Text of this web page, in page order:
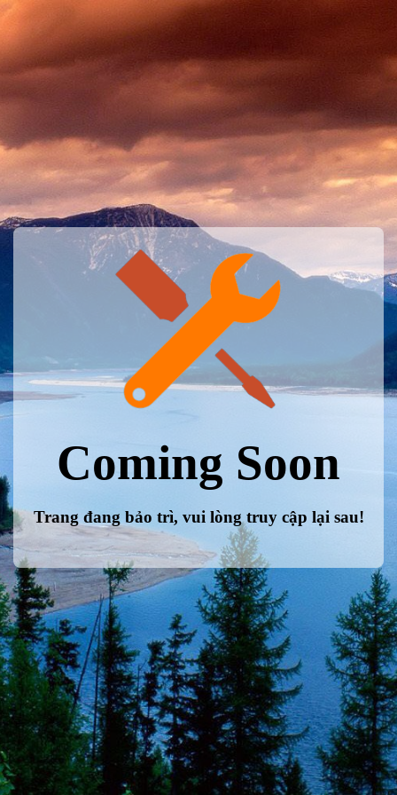
Coming Soon
Trang đang bảo trì, vui lòng truy cập lại sau!